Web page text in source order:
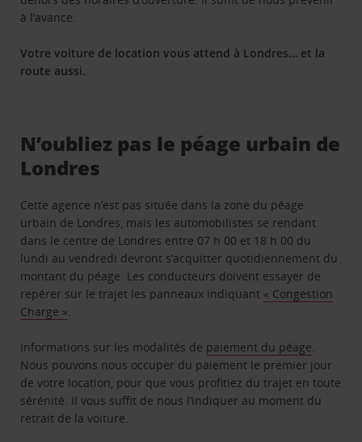
à l’avance.
Votre voiture de location vous attend à Londres… et la
route aussi.
N’oubliez pas le péage urbain de
Londres
Cette agence n’est pas située dans la zone du péage
urbain de Londres, mais les automobilistes se rendant
dans le centre de Londres entre 07 h 00 et 18 h 00 du
lundi au vendredi devront s’acquitter quotidiennement du
montant du péage. Les conducteurs doivent essayer de
repérer sur le trajet les panneaux indiquant « Congestion
Charge »
Informations sur les modalités de paiement du péage
Nous pouvons nous occuper du paiement le premier jour
de votre location, pour que vous profitiez du trajet en toute
sérénité. Il vous suffit de nous l’indiquer au moment du
retrait de la voiture.